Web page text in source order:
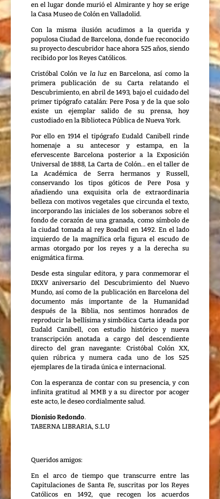
en el lugar donde murió el Almirante y hoy se erige
la Casa Museo de Colón en Valladolid.
Con la misma ilusión acudimos a la querida y
populosa Ciudad de Barcelona, donde fue reconocido
su proyecto descubridor hace ahora 525 años, siendo
recibido por los Reyes Católicos.
Cristóbal Colón ve la luz en Barcelona, así como la
primera publicación de su Carta relatando el
Descubrimiento, en abril de 1493, bajo el cuidado del
primer tipógrafo catalán: Pere Posa y de la que solo
existe un ejemplar salido de su prensa, hoy
custodiado en la Biblioteca Pública de Nueva York.
Por ello en 1914 el tipógrafo Eudald Canibell rinde
homenaje a su antecesor y estampa, en la
efervescente Barcelona posterior a la Exposición
Universal de 1888, La Carta de Colón… en el taller de
La Académica de Serra hermanos y Russell,
conservando los tipos góticos de Pere Posa y
añadiendo una exquisita orla de extraordinaria
belleza con motivos vegetales que circunda el texto,
incorporando las iniciales de los soberanos sobre el
fondo de corazón de una granada, como símbolo de
la ciudad tomada al rey Boadbil en 1492. En el lado
izquierdo de la magnífica orla figura el escudo de
armas otorgado por los reyes y a la derecha su
enigmática firma.
Desde esta singular editora, y para conmemorar el
DXXV aniversario del Descubrimiento del Nuevo
Mundo, así como de la publicación en Barcelona del
documento más importante de la Humanidad
después de la Biblia, nos sentimos honrados de
reproducir la bellísima y simbólica Carta ideada por
Eudald Canibell, con estudio histórico y nueva
transcripción anotada a cargo del descendiente
directo del gran navegante: Cristóbal Colón XX,
quien rúbrica y numera cada uno de los 525
ejemplares de la tirada única e internacional.
Con la esperanza de contar con su presencia, y con
infinita gratitud al MMB y a su director por acoger
este acto, le deseo cordialmente salud.
Dionisio Redondo.
TABERNA LIBRARIA, S.L.U
Queridos amigos:
En el arco de tiempo que transcurre entre las
Capitulaciones de Santa Fe, suscritas por los Reyes
Católicos en 1492, que recogen los acuerdos